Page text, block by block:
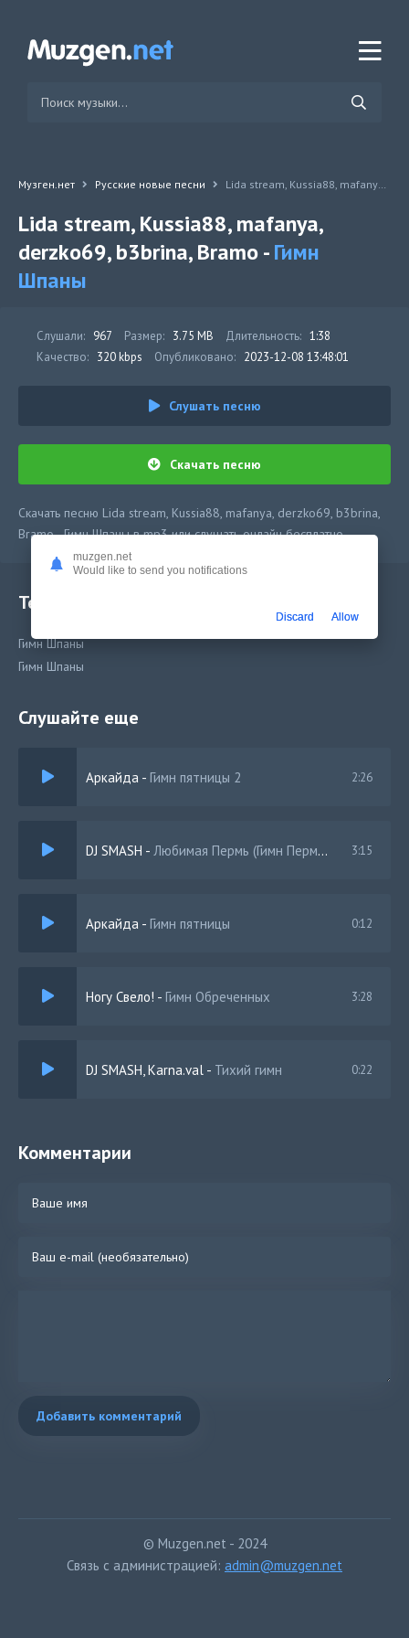
Музген.нет Русские новые песни Lida stream, Kussia88, mafanya, derzko69, b3brina, Bramo - Гимн Шпаны
Lida stream, Kussia88, mafanya,
derzko69, b3brina, Bramo -Гимн
Шпаны
Слушали: 967 Размер: 3.75 MB Длительность: 1:38
Качество: 320 kbps Опубликовано: 2023-12-08 13:48:01
Слушать песню
Скачать песню
Скачать песню Lida stream, Kussia88, mafanya, derzko69, b3brina,
Bramo - Гимн Шпаны в mp3 или слушать онлайн бесплатно
Текст песни
Гимн Шпаны
Гимн Шпаны
Слушайте еще
Аркайда - Гимн пятницы 2 2:26
DJ SMASH - Любимая Пермь (Гимн Пермь 300) 3:15
Аркайда - Гимн пятницы 0:12
Ногу Свело! - Гимн Обреченных 3:28
DJ SMASH, Karna.val - Тихий гимн 0:22
Комментарии
Добавить комментарий
© Muzgen.net - 2024
Связь с администрацией: admin@muzgen.net
muzgen.net
Would like to send you notifications
Discard Allow